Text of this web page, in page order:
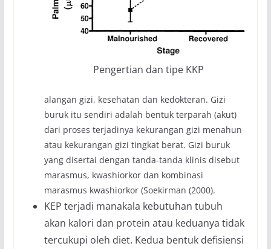
Pengertian dan tipe KKP
alangan gizi, kesehatan dan kedokteran. Gizi
buruk itu sendiri adalah bentuk terparah (akut)
dari proses terjadinya kekurangan gizi menahun
atau kekurangan gizi tingkat berat. Gizi buruk
yang disertai dengan tanda-tanda klinis disebut
marasmus, kwashiorkor dan kombinasi
marasmus kwashiorkor (Soekirman (2000).
KEP terjadi manakala kebutuhan tubuh
akan kalori dan protein atau keduanya tidak
tercukupi oleh diet. Kedua bentuk defisiensi